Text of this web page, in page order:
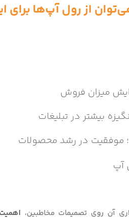
از رول آپ‌ها برای
میزان فروش
بیشتر در تبلیغات
موفقیت در رشد محصولات
آپ
آن روی تصمیمات مخاطبین،